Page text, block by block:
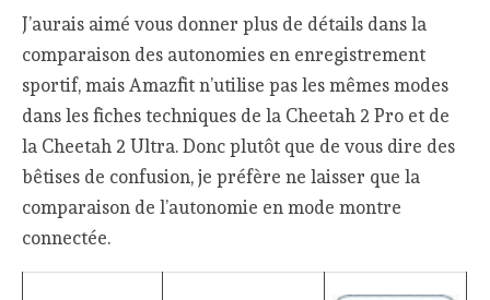
J’aurais aimé vous donner plus de détails dans la
comparaison des autonomies en enregistrement
sportif, mais Amazfit n’utilise pas les mêmes modes
dans les fiches techniques de la Cheetah 2 Pro et de
la Cheetah 2 Ultra. Donc plutôt que de vous dire des
bêtises de confusion, je préfère ne laisser que la
comparaison de l’autonomie en mode montre
connectée.